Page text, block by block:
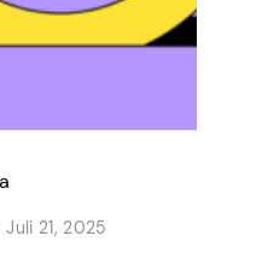
Juli 21, 2025